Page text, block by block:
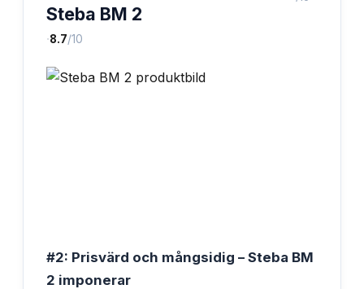
Steba BM 2
·8.7/10
#2: Prisvärd och mångsidig – Steba BM
2 imponerar